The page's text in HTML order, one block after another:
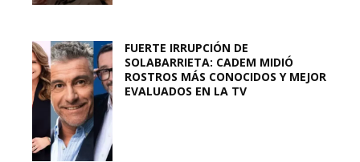
FUERTE IRRUPCIÓN DE
SOLABARRIETA: CADEM MIDIÓ
ROSTROS MÁS CONOCIDOS Y MEJOR
EVALUADOS EN LA TV